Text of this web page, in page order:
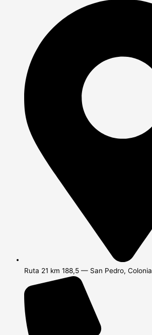
Ruta 21 km 188,5 — San Pedro, Colonia